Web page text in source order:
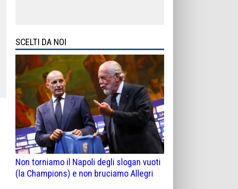
SCELTI DA NOI
Non torniamo il Napoli degli slogan vuoti
(la Champions) e non bruciamo Allegri